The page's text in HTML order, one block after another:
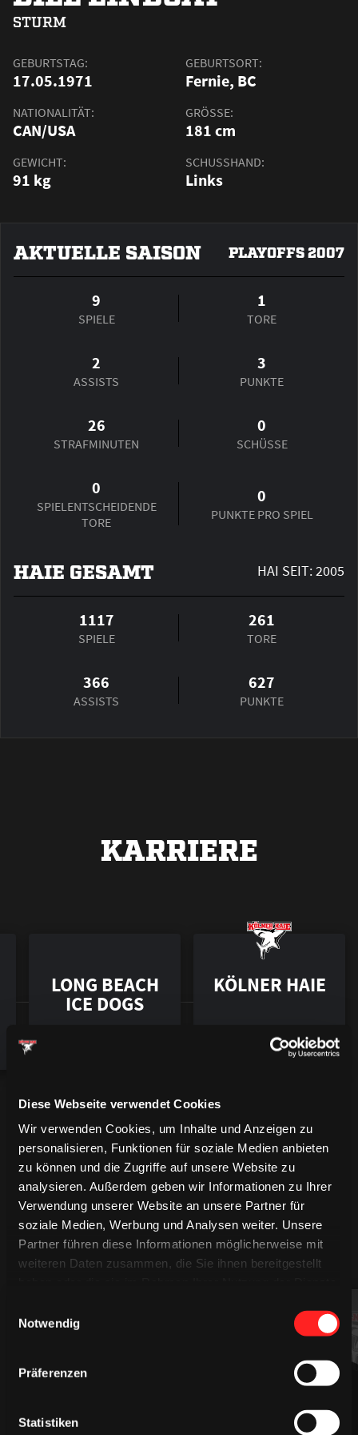
Diese Webseite verwendet Cookies
Wir verwenden Cookies, um Inhalte und Anzeigen zu
personalisieren, Funktionen für soziale Medien anbieten
zu können und die Zugriffe auf unsere Website zu
analysieren. Außerdem geben wir Informationen zu Ihrer
Verwendung unserer Website an unsere Partner für
soziale Medien, Werbung und Analysen weiter. Unsere
Partner führen diese Informationen möglicherweise mit
weiteren Daten zusammen, die Sie ihnen bereitgestellt
Notwendig
Präferenzen
Statistiken
STURM
GEBURTSTAG:
17.05.1971
GEBURTSORT:
Fernie, BC
NATIONALITÄT:
CAN/USA
GRÖSSE:
181 cm
GEWICHT:
91 kg
SCHUSSHAND:
Links
AKTUELLE SAISON PLAYOFFS 2007
9
SPIELE
1
TORE
2
ASSISTS
3
PUNKTE
26
STRAFMINUTEN
0
SCHÜSSE
0
SPIEL­ENTSCHEIDENDE
TORE
0
PUNKTE PRO SPIEL
HAIE GESAMT HAI SEIT: 2005
1117
SPIELE
261
TORE
366
ASSISTS
627
PUNKTE
KARRIERE
KÖLNER HAIE
2005 – 2007
LONG BEACH
ICE DOGS
MEHR SPIELER
94